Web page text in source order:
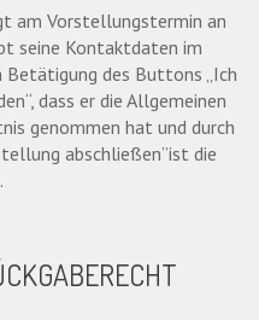
am Vorstellungstermin an
seine Kontaktdaten im
des Buttons „Ich
dass er die Allgemeinen
genommen hat und durch
abschließen”ist die